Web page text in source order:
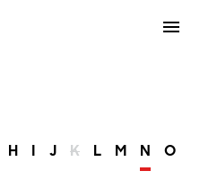
H I J K L M N O